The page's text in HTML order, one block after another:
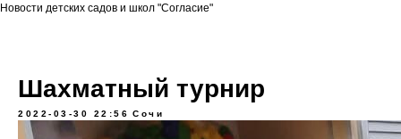
Новости детских садов и школ "Согласие"
Шахматный турнир
2022-03-30 22:56 Сочи